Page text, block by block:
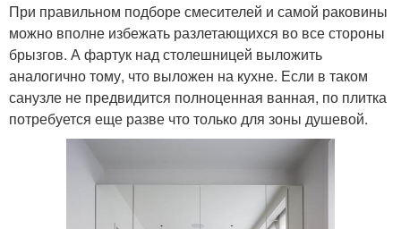
При правильном подборе смесителей и самой раковины
можно вполне избежать разлетающихся во все стороны
брызгов. А фартук над столешницей выложить
аналогично тому, что выложен на кухне. Если в таком
санузле не предвидится полноценная ванная, по плитка
потребуется еще разве что только для зоны душевой.